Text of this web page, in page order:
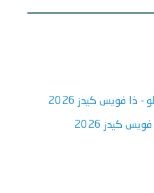
- ذا فويس كيدز 2026
كيدز 2026